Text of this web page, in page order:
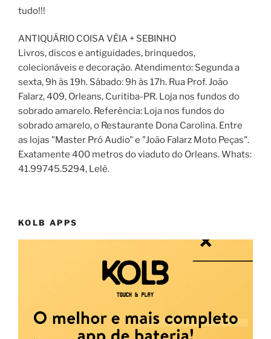
tudo!!!
ANTIQUÁRIO COISA VÉIA + SEBINHO
Livros, discos e antiguidades, brinquedos,
colecionáveis e decoração. Atendimento: Segunda a
sexta, 9h às 19h. Sábado: 9h às 17h. Rua Prof. João
Falarz, 409, Orleans, Curitiba-PR. Loja nos fundos do
sobrado amarelo. Referência: Loja nos fundos do
sobrado amarelo, o Restaurante Dona Carolina. Entre
as lojas "Master Pró Audio" e "João Falarz Moto Peças".
Exatamente 400 metros do viaduto do Orleans. Whats:
41.99745.5294, Lelê.
KOLB APPS